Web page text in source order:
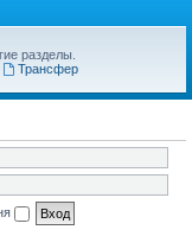
разделы.
Трансфер